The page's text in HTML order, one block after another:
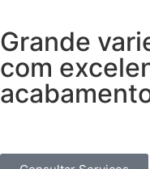
Grande
com